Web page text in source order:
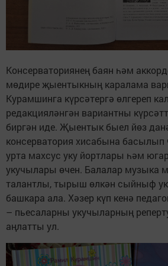
Консерваториянең баян һәм
мөдире җыентыкның каралама
Курамшинга күрсәтергә өлгереп
редакцияләнгән вариантны
биргән иде. Җыентык быел йөз
консерватория хисабына
урта махсус уку йортлары һәм
укучылары өчен. Балалар музыка
талантлы, тырыш өлкән сыйныф
башкара ала. Хәзер күп кенә
– пьесаларны укучыларның
аңлатты ул.